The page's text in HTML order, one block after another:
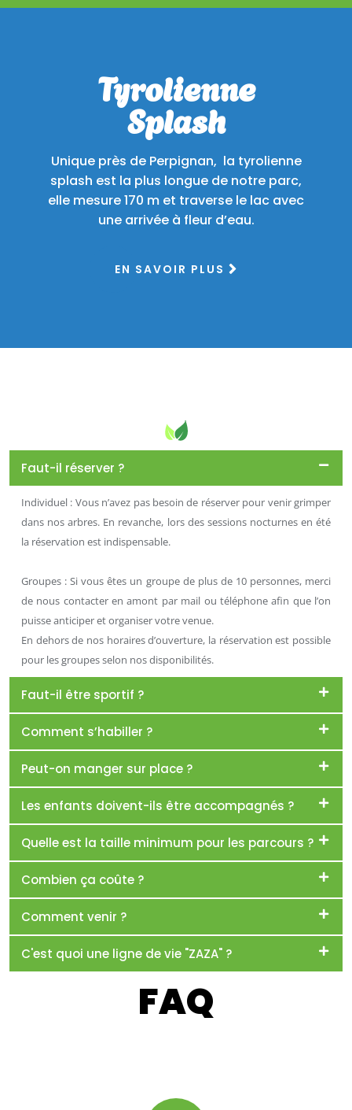
Tyrolienne
Splash
Unique près de Perpignan, la tyrolienne
splash est la plus longue de notre parc,
elle mesure 170 m et traverse le lac avec
une arrivée à fleur d’eau.
EN SAVOIR PLUS
Faut-il réserver ?
Individuel : Vous n’avez pas besoin de réserver pour venir grimper
dans nos arbres. En revanche, lors des sessions nocturnes en été
la réservation est indispensable.
Groupes : Si vous êtes un groupe de plus de 10 personnes, merci
de nous contacter en amont par mail ou téléphone afin que l’on
puisse anticiper et organiser votre venue.
En dehors de nos horaires d’ouverture, la réservation est possible
pour les groupes selon nos disponibilités.
Faut-il être sportif ?
Comment s’habiller ?
Peut-on manger sur place ?
Les enfants doivent-ils être accompagnés ?
Quelle est la taille minimum pour les parcours ?
Combien ça coûte ?
Comment venir ?
C'est quoi une ligne de vie "ZAZA" ?
FAQ